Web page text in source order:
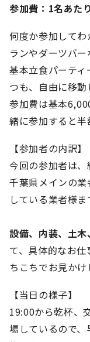
参加費：1名あた
何度か参加して
ランやダーツバー
基本立食パーテ
つも、自由に移動
参加費は基本
緒に参加すると半
【参加者の内訳】
今回の参加者は、
千葉県メインの
している業者様ま
設備、内装、土
て、具体的なお
ちこちでお見かけ
【当日の様子】
19:00から乾杯、
場しているので